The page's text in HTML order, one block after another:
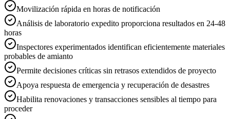
Movilización rápida en horas de notificación
Análisis de laboratorio expedito proporciona resultados en 24-48
horas
Inspectores experimentados identifican eficientemente materiales
probables de amianto
Permite decisiones críticas sin retrasos extendidos de proyecto
Apoya respuesta de emergencia y recuperación de desastres
Habilita renovaciones y transacciones sensibles al tiempo para
proceder